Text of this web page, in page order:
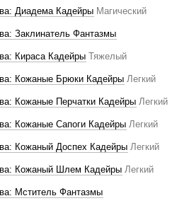
Диадема Кадейры Магический
Заклинатель Фантазмы
Кираса Кадейры Тяжелый
Кожаные Брюки Кадейры Легкий
Кожаные Перчатки Кадейры Легкий
Кожаные Сапоги Кадейры Легкий
Кожаный Доспех Кадейры Легкий
Кожаный Шлем Кадейры Легкий
Мститель Фантазмы